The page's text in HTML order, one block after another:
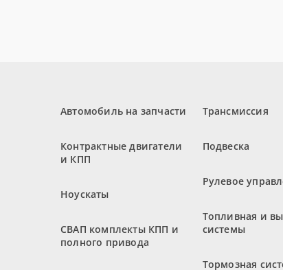
Автомобиль на запчасти
Контрактные двигатели
и КПП
Ноускаты
СВАП комплекты КПП и
полного привода
Трансмиссия
Подвеска
Рулевое
Топливная и
системы
Тормозная